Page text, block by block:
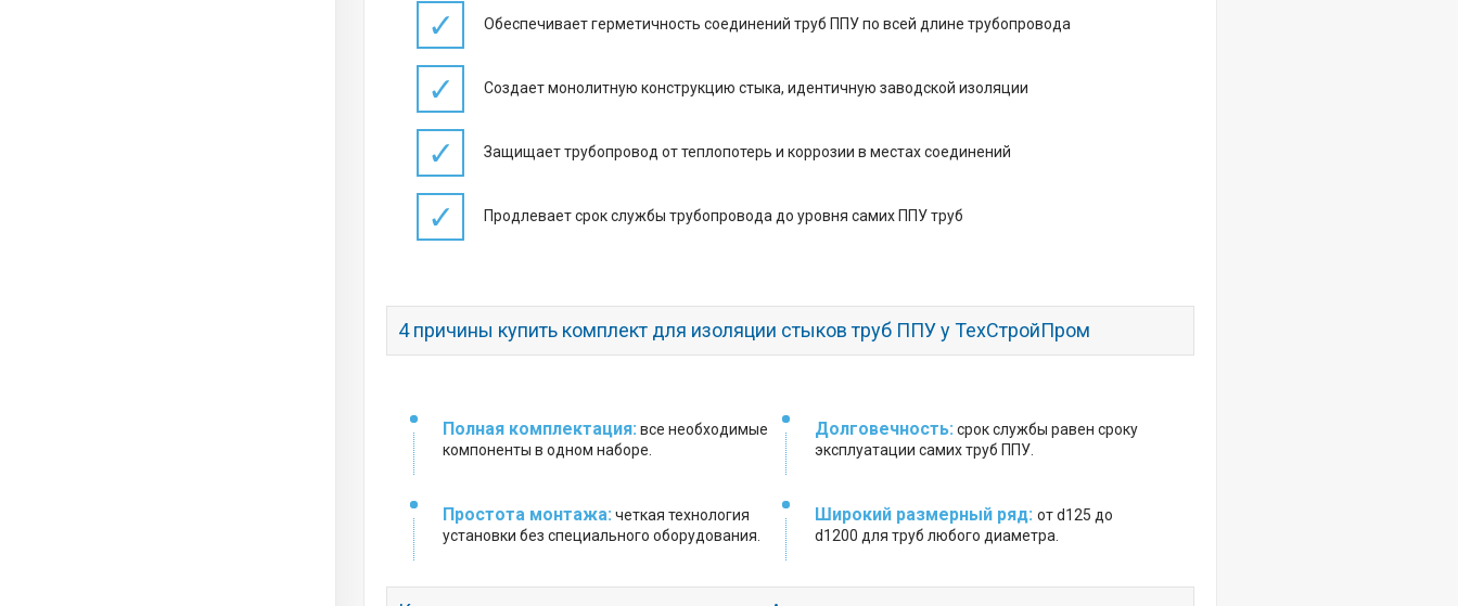
✓ Обеспечивает герметичность соединений труб ППУ по всей длине трубопровода
✓ Создает монолитную конструкцию стыка, идентичную заводской изоляции
✓ Защищает трубопровод от теплопотерь и коррозии в местах соединений
✓ Продлевает срок службы трубопровода до уровня самих ППУ труб
4 причины купить комплект для изоляции стыков труб ППУ у ТехСтройПром
Полная комплектация: все необходимые
компоненты в одном наборе.
Долговечность: срок службы равен сроку
эксплуатации самих труб ППУ.
Простота монтажа: четкая технология
установки без специального оборудования.
Широкий размерный ряд: от d125 до
d1200 для труб любого диаметра.